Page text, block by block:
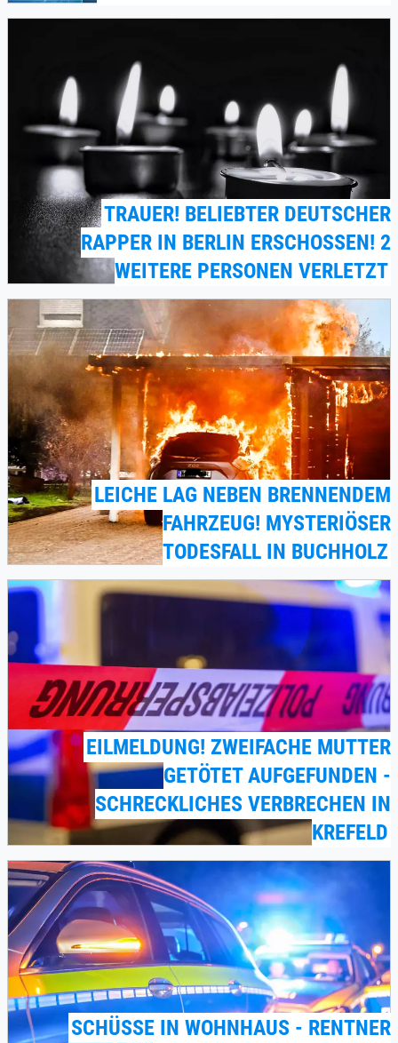
TRAUER! BELIEBTER DEUTSCHER
RAPPER IN BERLIN ERSCHOSSEN! 2
WEITERE PERSONEN VERLETZT
LEICHE LAG NEBEN BRENNENDEM
FAHRZEUG! MYSTERIÖSER
TODESFALL IN BUCHHOLZ
EILMELDUNG! ZWEIFACHE MUTTER
GETÖTET AUFGEFUNDEN -
SCHRECKLICHES VERBRECHEN IN
KREFELD
SCHÜSSE IN WOHNHAUS - RENTNER